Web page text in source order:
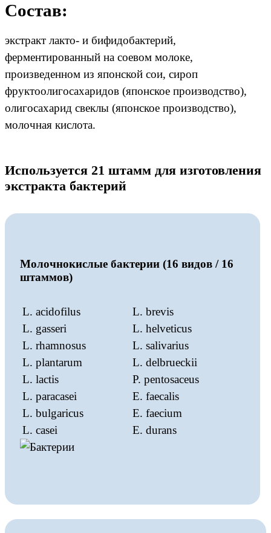
Состав:
экстракт лакто- и бифидобактерий,
ферментированный на соевом молоке,
произведенном из японской сои, сироп
фруктоолигосахаридов (японское производство),
олигосахарид свеклы (японское производство),
молочная кислота.
Используется 21 штамм для изготовления
экстракта бактерий
Молочнокислые бактерии (16 видов / 16
штаммов)
L. acidofilus
L. gasseri
L. rhamnosus
L. plantarum
L. lactis
L. paracasei
L. bulgaricus
L. casei
L. brevis
L. helveticus
L. salivarius
L. delbrueckii
P. pentosaceus
E. faecalis
E. faecium
E. durans